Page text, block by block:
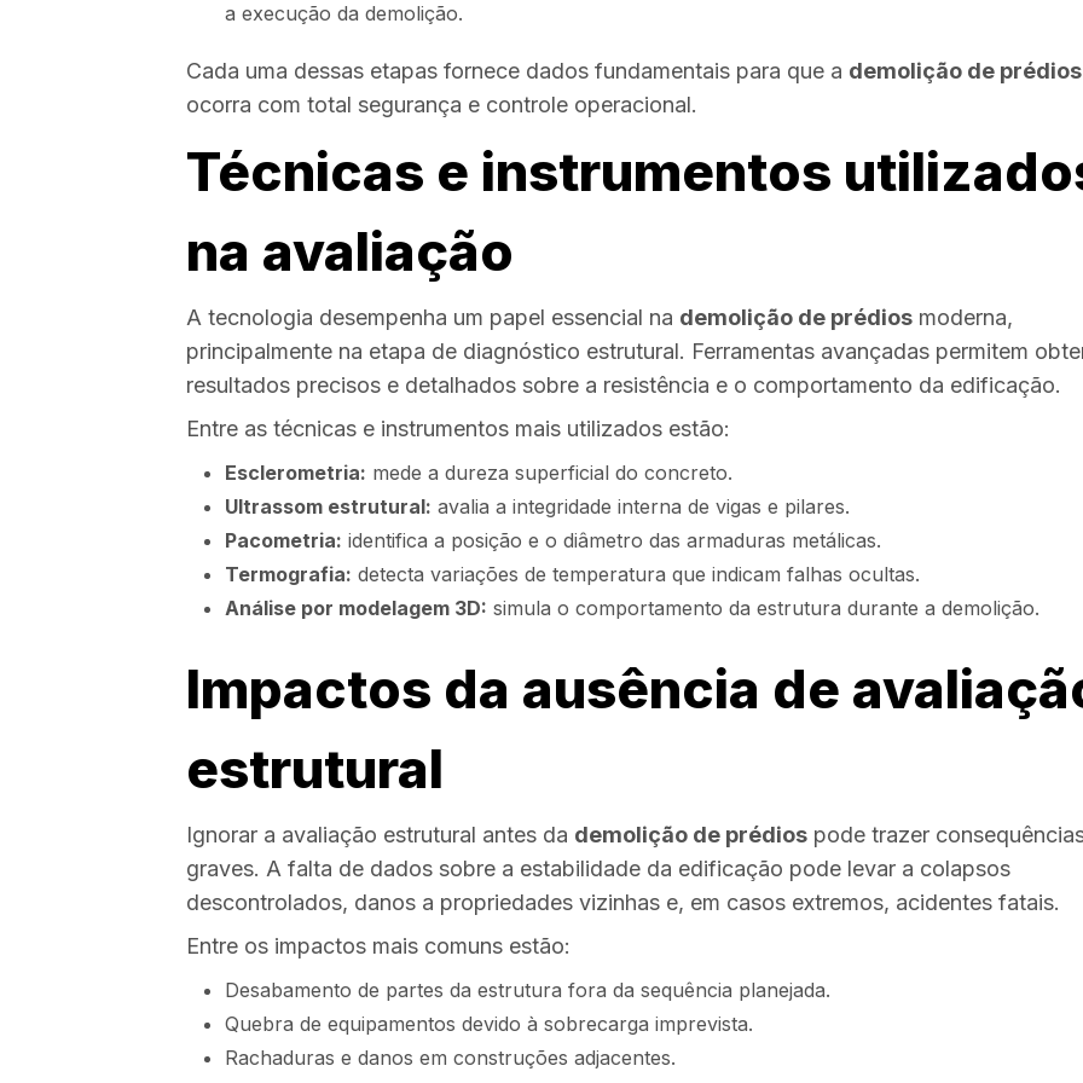
a execução da demolição.
Cada uma dessas etapas fornece dados fundamentais para que a demolição de prédios
ocorra com total segurança e controle operacional.
Técnicas e instrumentos
na avaliação
A tecnologia desempenha um papel essencial na demolição de prédios moderna,
principalmente na etapa de diagnóstico estrutural. Ferramentas avançadas permitem
resultados precisos e detalhados sobre a resistência e o comportamento da edificação.
Entre as técnicas e instrumentos mais utilizados estão:
Esclerometria: mede a dureza superficial do concreto.
Ultrassom estrutural: avalia a integridade interna de vigas e pilares.
Pacometria: identifica a posição e o diâmetro das armaduras metálicas.
Termografia: detecta variações de temperatura que indicam falhas ocultas.
Análise por modelagem 3D: simula o comportamento da estrutura durante a demolição.
Impactos da ausência de
estrutural
Ignorar a avaliação estrutural antes da demolição de prédios pode trazer
graves. A falta de dados sobre a estabilidade da edificação pode levar a colapsos
descontrolados, danos a propriedades vizinhas e, em casos extremos, acidentes fatais.
Entre os impactos mais comuns estão:
Desabamento de partes da estrutura fora da sequência planejada.
Quebra de equipamentos devido à sobrecarga imprevista.
Rachaduras e danos em construções adjacentes.